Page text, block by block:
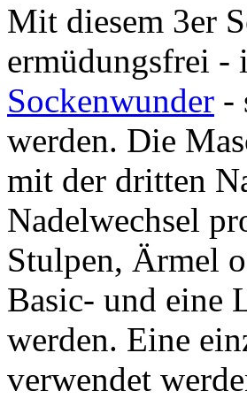
Mit diesem 3er
ermüdungsfrei -
Sockenwunder -
werden. Die
mit der dritten
Nadelwechsel
Stulpen, Ärmel
Basic- und eine
werden. Eine
verwendet